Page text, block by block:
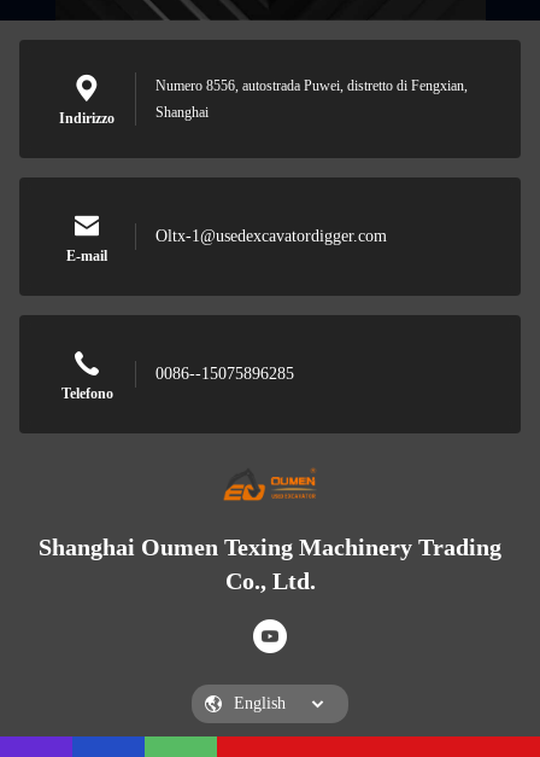
Indirizzo
Numero 8556, autostrada Puwei, distretto di Fengxian,
Shanghai
E-mail
Oltx-1@usedexcavatordigger.com
Telefono
0086--15075896285
Shanghai Oumen Texing Machinery Trading
Co., Ltd.